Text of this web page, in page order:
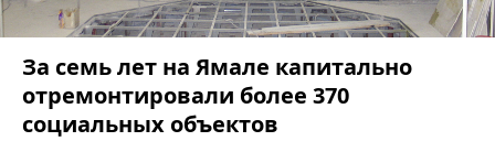
За семь лет на Ямале капитально
отремонтировали более 370
социальных объектов